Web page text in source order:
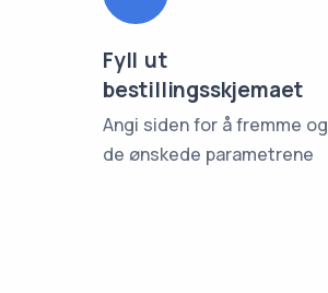
Fyll ut
bestillingsskjemaet
Angi siden for å fremme og
de ønskede parametrene